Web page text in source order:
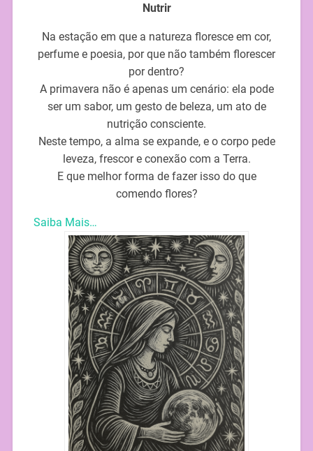
Nutrir
Na estação em que a natureza floresce em cor,
perfume e poesia, por que não também florescer
por dentro?
A primavera não é apenas um cenário: ela pode
ser um sabor, um gesto de beleza, um ato de
nutrição consciente.
Neste tempo, a alma se expande, e o corpo pede
leveza, frescor e conexão com a Terra.
E que melhor forma de fazer isso do que
comendo flores?
Saiba Mais…